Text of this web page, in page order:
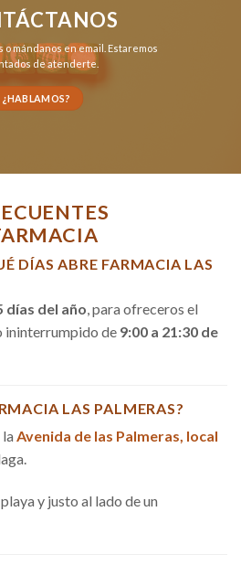
omándanos en email . Estaremos
de atenderte.
¿HABLAMOS?
DÍAS ABRE FARMACIA LAS
días del año, para ofreceros el
ininterrumpido de 9:00 a 21:30 de
LAS PALMERAS?
Avenida de las Palmeras, local
y justo al lado de un